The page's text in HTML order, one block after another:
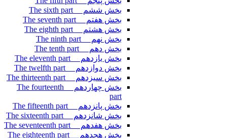
بخش ششم The sixth part
بخش هفتم The seventh part
بخش هشتم The eighth part
بخش نهم The ninth part
بخش دهم The tenth part
بخش یازدهم The eleventh part
بخش دوازدهم The twelfth part
بخش سیزدهم The thirteenth part
بخش چهاردهم The fourteenth
part
بخش پانزدهم The fifteenth part
بخش شانزدهم The sixteenth part
بخش هفدهم The seventeenth part
بخش هجدهم The eighteenth part